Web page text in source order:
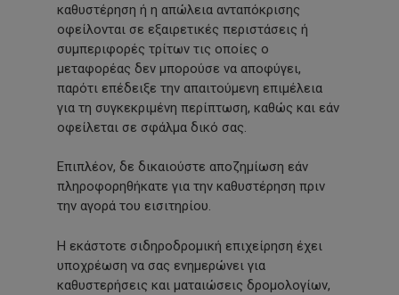
καθυστέρηση ή η απώλεια ανταπόκρισης
οφείλονται σε εξαιρετικές περιστάσεις ή
συμπεριφορές τρίτων τις οποίες ο
μεταφορέας δεν μπορούσε να αποφύγει,
παρότι επέδειξε την απαιτούμενη επιμέλεια
για τη συγκεκριμένη περίπτωση, καθώς και εάν
οφείλεται σε σφάλμα δικό σας.
Επιπλέον, δε δικαιούστε αποζημίωση εάν
πληροφορηθήκατε για την καθυστέρηση πριν
την αγορά του εισιτηρίου.
Η εκάστοτε σιδηροδρομική επιχείρηση έχει
υποχρέωση να σας ενημερώνει για
καθυστερήσεις και ματαιώσεις δρομολογίων,